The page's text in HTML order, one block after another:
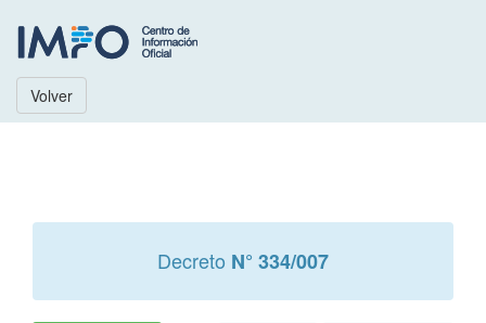
Volver
Decreto N° 334/007